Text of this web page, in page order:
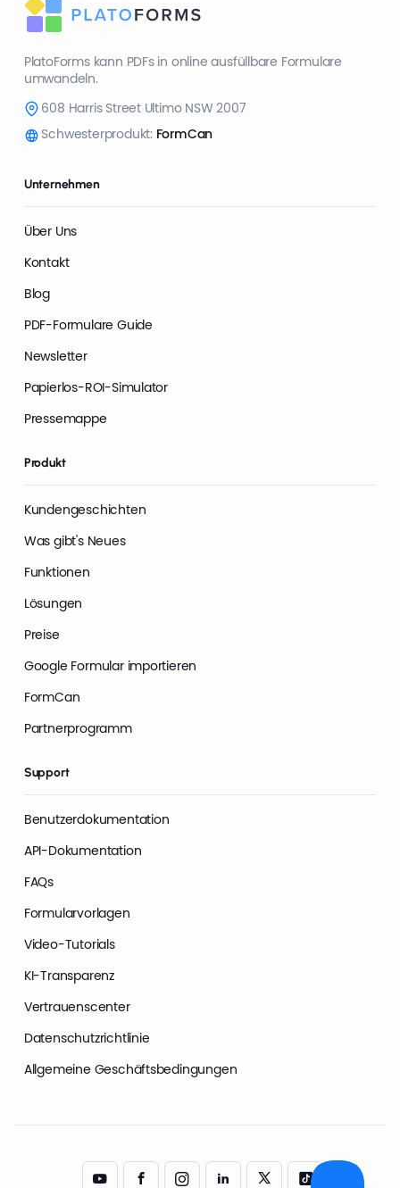
PlatoForms kann PDFs in online ausfüllbare Formulare
umwandeln.
608 Harris Street Ultimo NSW 2007
Schwesterprodukt: FormCan
Unternehmen
Über Uns
Kontakt
Blog
PDF-Formulare Guide
Newsletter
Papierlos-ROI-Simulator
Pressemappe
Produkt
Kundengeschichten
Was gibt's Neues
Funktionen
Lösungen
Preise
Google Formular importieren
FormCan
Partnerprogramm
Support
Benutzerdokumentation
API-Dokumentation
FAQs
Formularvorlagen
Video-Tutorials
KI-Transparenz
Vertrauenscenter
Datenschutzrichtlinie
Allgemeine Geschäftsbedingungen